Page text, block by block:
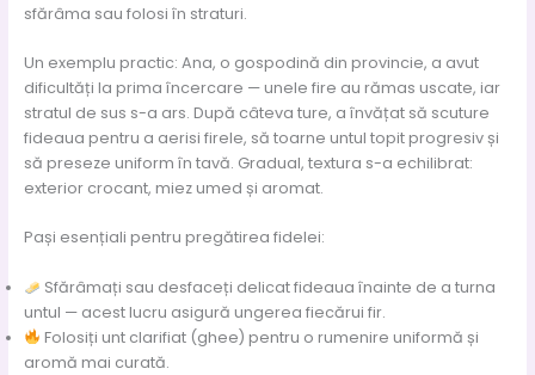
sfărâma sau folosi în straturi.
Un exemplu practic: Ana, o gospodină din provincie, a avut
dificultăți la prima încercare — unele fire au rămas uscate, iar
stratul de sus s-a ars. După câteva ture, a învățat să scuture
fideaua pentru a aerisi firele, să toarne untul topit progresiv și
să preseze uniform în tavă. Gradual, textura s-a echilibrat:
exterior crocant, miez umed și aromat.
Pași esențiali pentru pregătirea fidelei:
Sfărâmați sau desfaceți delicat fideaua înainte de a turna
untul — acest lucru asigură ungerea fiecărui fir.
Folosiți unt clarifiat (ghee) pentru o rumenire uniformă și
aromă mai curată.